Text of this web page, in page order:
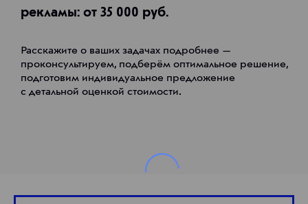
рекламы: от 35 000 руб.
Расскажите о ваших задачах подробнее —
проконсультируем, подберём оптимальное решение,
подготовим индивидуальное предложение
с детальной оценкой стоимости.